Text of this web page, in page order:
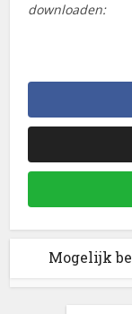
downloaden:
Mogelijk